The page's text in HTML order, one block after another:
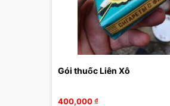
Gói thuốc Liên Xô
400,000₫